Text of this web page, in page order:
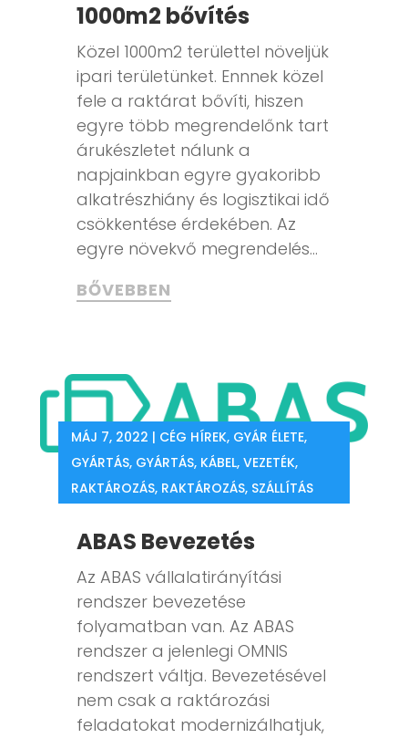
1000m2 bővítés
Közel 1000m2 területtel növeljük
ipari területünket. Ennnek közel
fele a raktárat bővíti, hiszen
egyre több megrendelőnk tart
árukészletet nálunk a
napjainkban egyre gyakoribb
alkatrészhiány és logisztikai idő
csökkentése érdekében. Az
egyre növekvő megrendelés...
BŐVEBBEN
ABAS Bevezetés
MÁJ 7, 2022 | CÉG HÍREK, GYÁR ÉLETE,
GYÁRTÁS, GYÁRTÁS, KÁBEL, VEZETÉK,
RAKTÁROZÁS, RAKTÁROZÁS, SZÁLLÍTÁS
Az ABAS vállalatirányítási
rendszer bevezetése
folyamatban van. Az ABAS
rendszer a jelenlegi OMNIS
rendszert váltja. Bevezetésével
nem csak a raktározási
feladatokat modernizálhatjuk,